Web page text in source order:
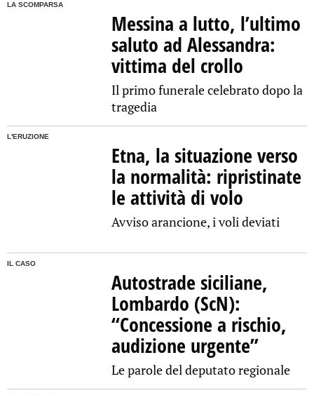
LA SCOMPARSA
Messina a lutto, l’ultimo
saluto ad Alessandra:
vittima del crollo
Il primo funerale celebrato dopo la
tragedia
L'ERUZIONE
Etna, la situazione verso
la normalità: ripristinate
le attività di volo
Avviso arancione, i voli deviati
IL CASO
Autostrade siciliane,
Lombardo (ScN):
“Concessione a rischio,
audizione urgente”
Le parole del deputato regionale